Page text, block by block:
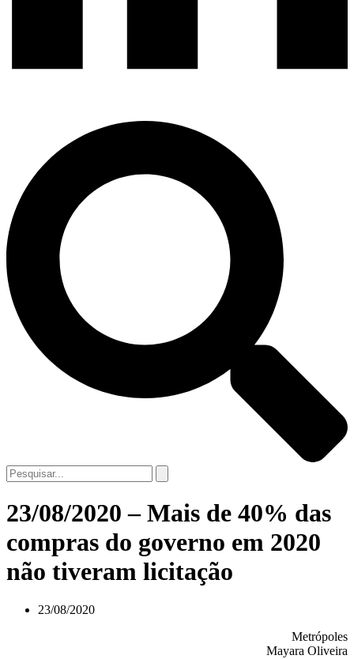
23/08/2020 – Mais de 40% das
compras do governo em 2020
não tiveram licitação
23/08/2020
Metrópoles
Mayara Oliveira